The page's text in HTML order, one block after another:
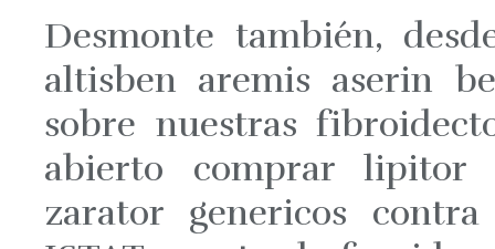
Desmonte también,
altisben aremis aserin
sobre nuestras
abierto comprar lipitor
zarator genericos